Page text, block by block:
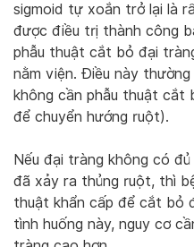
sigmoid tự xoắn trở lại là
được điều trị thành công
phẫu thuật cắt bỏ đại
nằm viện. Điều này
không cần phẫu thuật
để chuyển hướng ruột).
Nếu đại tràng không có
đã xảy ra thủng ruột, thì
thuật khẩn cấp để cắt bỏ
tình huống này, nguy cơ